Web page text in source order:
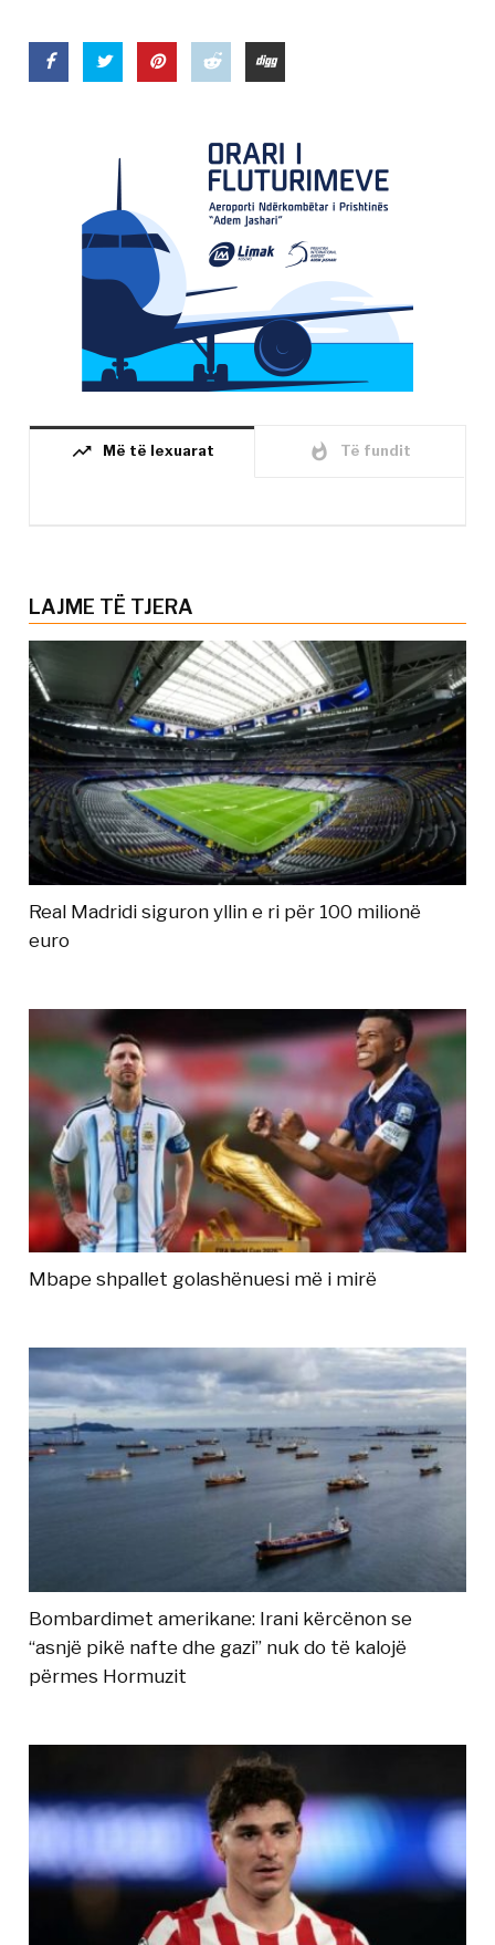
trending_up Më të lexuarat whatshot Të fundit
LAJME TË TJERA
Real Madridi siguron yllin e ri për 100 milionë
euro
Mbape shpallet golashënuesi më i mirë
Bombardimet amerikane: Irani kërcënon se
“asnjë pikë nafte dhe gazi” nuk do të kalojë
përmes Hormuzit